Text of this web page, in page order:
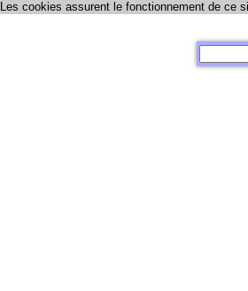
Les cookies assurent le fonctionnement de ce